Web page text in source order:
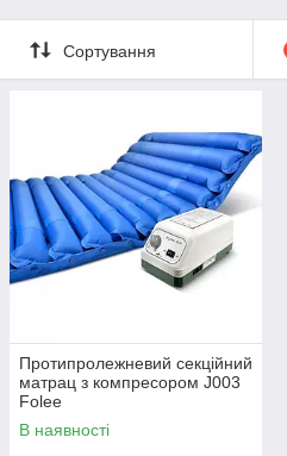
Сортування
Протипролежневий секційний
матрац з компресором J003
Folee
В наявності